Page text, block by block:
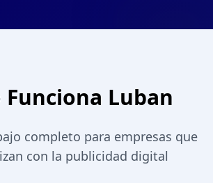
Funciona Luban
completo para empresas que
con la publicidad digital